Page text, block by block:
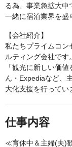
る為、事業急拡大中
一緒に宿泊業界を盛
【会社紹介】
私たちプライムコン
ルティング会社です
「観光に新しい価
ん・Expediaなど、
大化支援を行ってい
仕事内容
≪育休中＆主婦(夫)